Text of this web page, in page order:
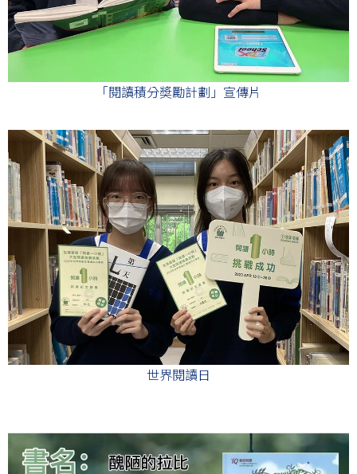
「閱讀積分奬勵計劃」宣傳片
世界閱讀日